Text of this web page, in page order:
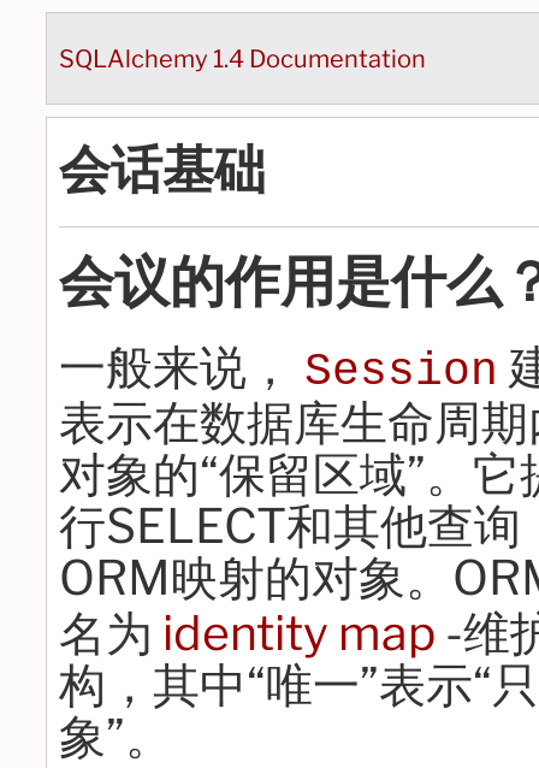
SQLAlchemy 1.4 Documentation
会话基础
会议的作用是什么
一般来说， Session
表示在数据库生命周
对象的“保留区域”。
行SELECT和其他查
ORM映射的对象。
名为 identity map -维
构，其中“唯一”表示“
象”。